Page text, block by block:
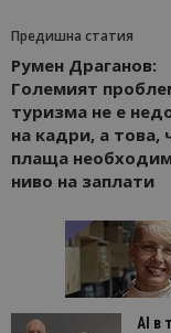
Предишна статия
Румен Драганов:
Големият
туризма не е
на кадри, а това,
плаща
ниво на заплати
AI в